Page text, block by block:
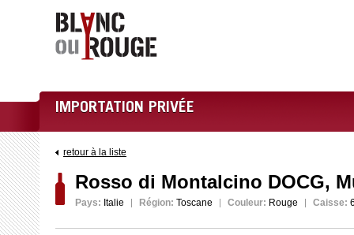
IMPORTATION PRIVÉE
retour à la liste
Rosso di Montalcino DOCG,
Pays: Italie Région: Toscane Couleur: Rouge Caisse: